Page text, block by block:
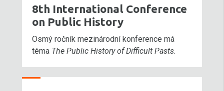
8th International Conference
on Public History
Osmý ročník mezinárodní konference má
téma The Public History of Difficult Pasts.